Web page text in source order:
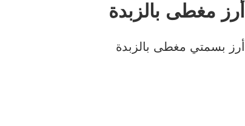
أرز مغطى بالزبدة
أرز بسمتي مغطى بالزبدة